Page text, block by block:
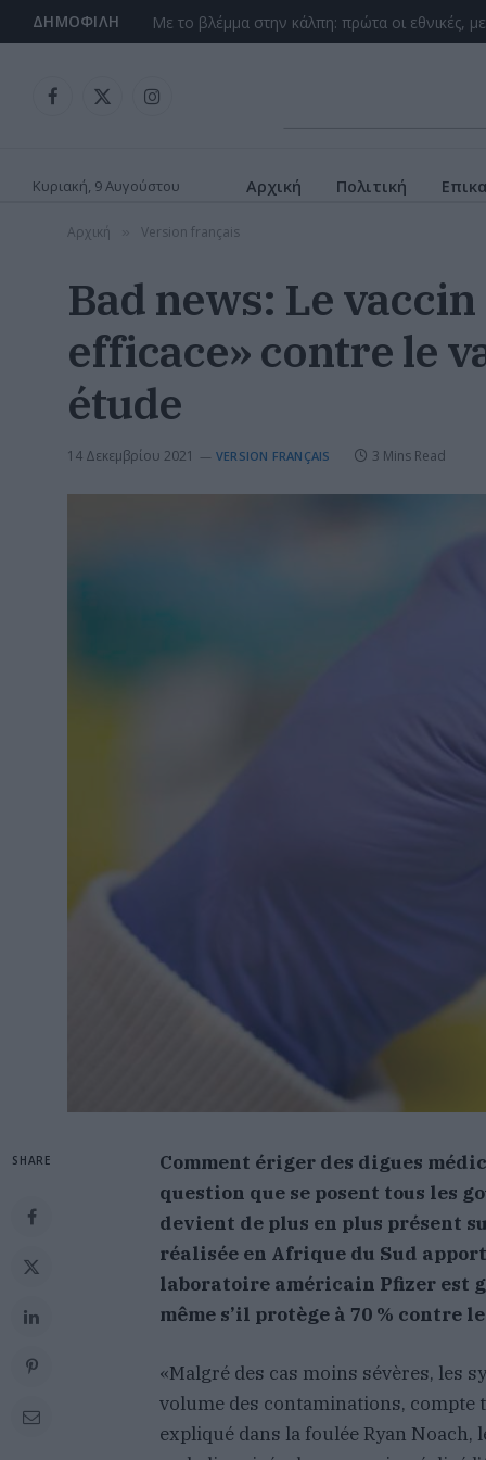
ΔΗΜΟΦΙΛΉ
Facebook
X
Instagram
Κυριακή, 9 Αυγούστου Αρχική Πολιτική
Αρχική Version français
Bad news: Le
efficace» contre le
étude
14 Δεκεμβρίου 2021 VERSION FRANÇAIS 3 Mins Read
SHARE
Comment ériger des digues
question que se posent tous les
devient de plus en plus présent
réalisée en Afrique du Sud
laboratoire américain Pfizer est
même s’il protège à 70 % contre
«Malgré des cas moins sévères, les
volume des contaminations, compte
expliqué dans la foulée Ryan